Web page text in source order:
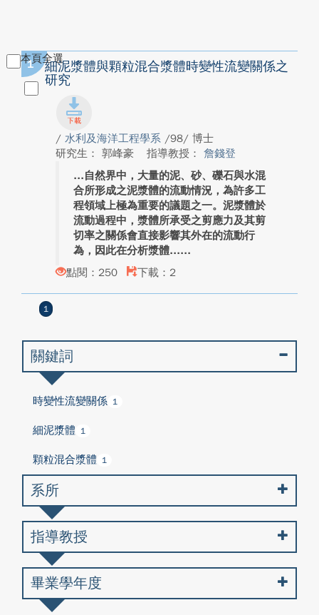
本頁全選
1
細泥漿體與顆粒混合漿體時變性流變關係之
研究
/ 水利及海洋工程學系 /98/ 博士
研究生： 郭峰豪
指導教授： 詹錢登
自然界中，大量的泥、砂、礫石與水混
合所形成之泥漿體的流動情況，為許多工
程領域上極為重要的議題之一。泥漿體於
流動過程中，漿體所承受之剪應力及其剪
切率之關係會直接影響其外在的流動行
為，因此在分析漿體...
點閱：250
下載：2
1
關鍵詞
時變性流變關係 1
細泥漿體 1
顆粒混合漿體 1
系所
指導教授
畢業學年度